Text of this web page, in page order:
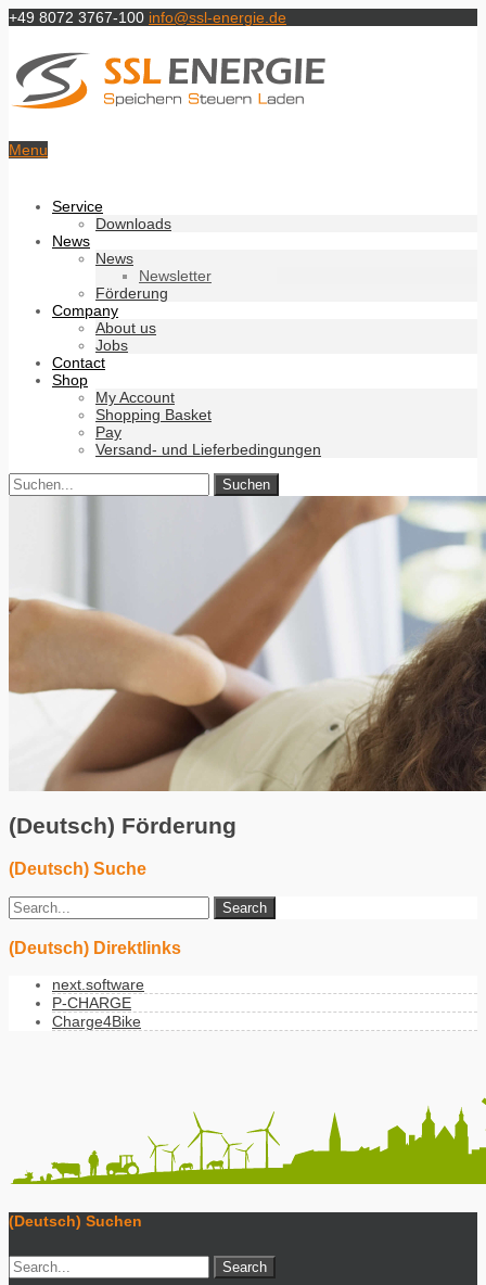
+49 8072 3767-100 info@ssl-energie.de
Menu
Service
Downloads
News
News
Newsletter
Förderung
Company
About us
Jobs
Contact
Shop
My Account
Shopping Basket
Pay
Versand- und Lieferbedingungen
(Deutsch) Förderung
(Deutsch) Suche
(Deutsch) Direktlinks
next.software
P-CHARGE
Charge4Bike
(Deutsch) Suchen